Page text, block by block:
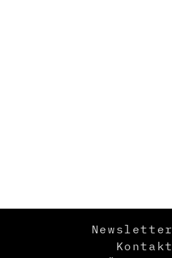
Newsletter
Kontakt